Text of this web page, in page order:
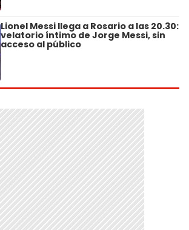
Lionel Messi llega a Rosario a las 20.30:
velatorio íntimo de Jorge Messi, sin
acceso al público